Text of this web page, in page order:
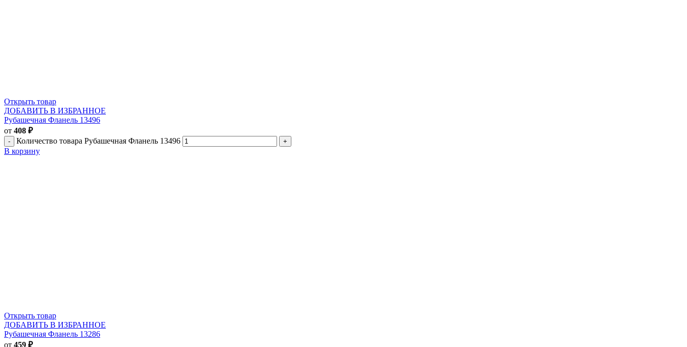
Открыть товар
ДОБАВИТЬ В ИЗБРАННОЕ
Рубашечная Фланель 13496
от 408 ₽
Количество товара Рубашечная Фланель 13496
В корзину
Открыть товар
ДОБАВИТЬ В ИЗБРАННОЕ
Рубашечная Фланель 13286
от 459 ₽